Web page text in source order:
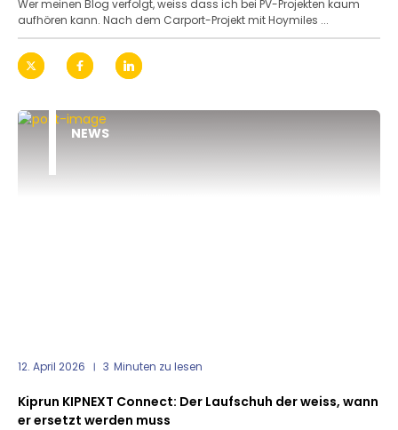
Wer meinen Blog verfolgt, weiss dass ich bei PV-Projekten kaum
aufhören kann. Nach dem Carport-Projekt mit Hoymiles ...
NEWS
12. April 2026 3 Minuten zu lesen
Kiprun KIPNEXT Connect: Der Laufschuh der weiss, wann
er ersetzt werden muss